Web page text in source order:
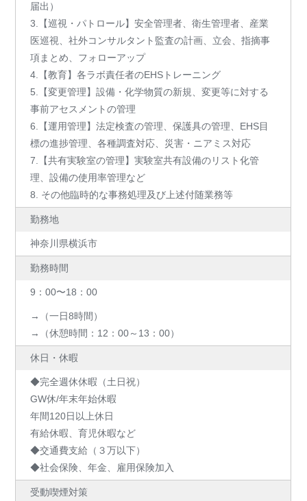
届出）
3.【巡視・パトロール】安全管理者、衛生管理者、産業
医巡視、社外コンサルタント監査の計画、立会、指摘事
項まとめ、フォローアップ
4.【教育】各ラボ責任者のEHSトレーニング
5.【変更管理】設備・化学物質の新規、変更等に対する
事前アセスメントの管理
6.【運用管理】法定検査の管理、保護具の管理、EHS目
標の進捗管理、各種調査対応、災害・ニアミス対応
7.【共有実験室の管理】実験室共有設備のリスト化管
理、設備の使用率管理など
8. その他臨時的な事務処理及び上述付随業務等
勤務地
神奈川県横浜市
勤務時間
9：00〜18：00
→（一日8時間）
→（休憩時間：12：00～13：00）
休日・休暇
◆完全週休休暇（土日祝）
GW休/年末年始休暇
年間120日以上休日
有給休暇、育児休暇など
◆交通費支給（３万以下）
◆社会保険、年金、雇用保険加入
受動喫煙対策